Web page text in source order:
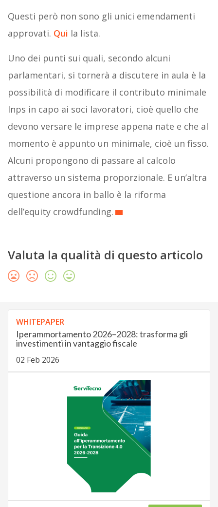
Questi però non sono gli unici emendamenti
approvati. Qui la lista.
Uno dei punti sui quali, secondo alcuni
parlamentari, si tornerà a discutere in aula è la
possibilità di modificare il contributo minimale
Inps in capo ai soci lavoratori, cioè quello che
devono versare le imprese appena nate e che al
momento è appunto un minimale, cioè un fisso.
Alcuni propongono di passare al calcolo
attraverso un sistema proporzionale. E un’altra
questione ancora in ballo è la riforma
dell’equity crowdfunding.
Valuta la qualità di questo articolo
WHITEPAPER
Iperammortamento 2026–2028: trasforma gli
investimenti in vantaggio fiscale
02 Feb 2026